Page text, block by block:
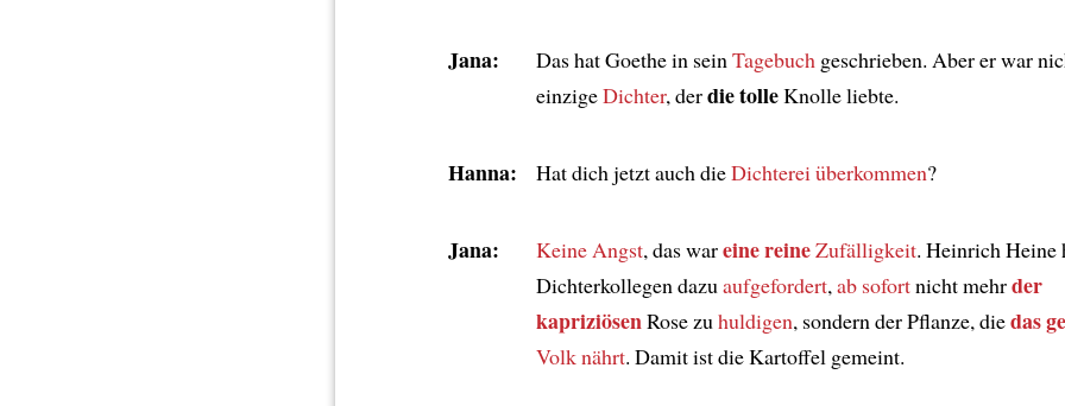
Jana: Das hat Goethe in sein Tagebuch geschrieben. Aber er war
einzigeDichter, derdie tolleKnolle liebte.
Hanna: Hat dich jetzt auch dieDichterei überkommen?
Jana: Keine Angst, das wareine reineZufälligkeit. Heinrich Heine
Dichterkollegen dazu aufgefordert, ab sofortnicht mehrder
kapriziösenRose zu huldigen, sondern der Pflanze, diedas
Volknährt. Damit ist die Kartoffel gemeint.